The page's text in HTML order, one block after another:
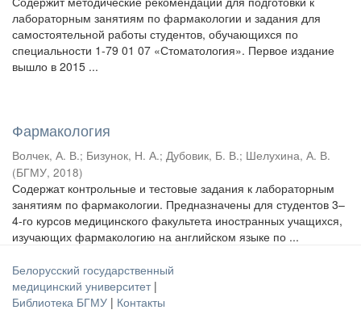
лабораторным занятиям по фармакологии и задания для
самостоятельной работы студентов, обучающихся по
специальности 1-79 01 07 «Стоматология». Первое издание
вышло в 2015 ...
Фармакология
Волчек, А. В.; Бизунок, Н. А.; Дубовик, Б. В.; Шелухина, А. В.
(БГМУ, 2018)
Содержат контрольные и тестовые задания к лабораторным
занятиям по фармакологии. Предназначены для студентов 3–
4-го курсов медицинского факультета иностранных учащихся,
изучающих фармакологию на английском языке по ...
Белорусский государственный
медицинский университет |
Библиотека БГМУ | Контакты